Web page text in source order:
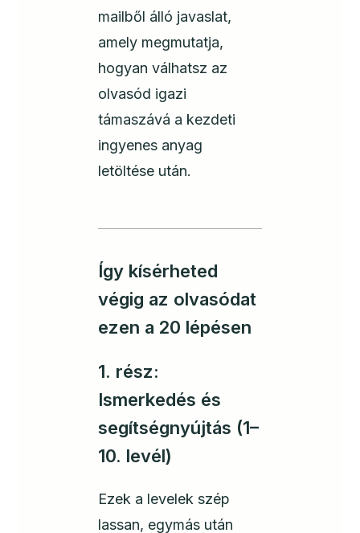
mailből álló javaslat,
amely megmutatja,
hogyan válhatsz az
olvasód igazi
támaszává a kezdeti
ingyenes anyag
letöltése után.
Így kísérheted
végig az olvasódat
ezen a 20 lépésen
1. rész:
Ismerkedés és
segítségnyújtás (1–
10. levél)
Ezek a levelek szép
lassan, egymás után